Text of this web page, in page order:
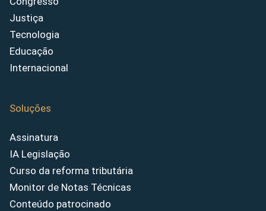
Justiça
Tecnologia
Educação
Internacional
Soluções
Assinatura
IA Legislação
Curso da reforma tributária
Monitor de Notas Técnicas
Conteúdo patrocinado